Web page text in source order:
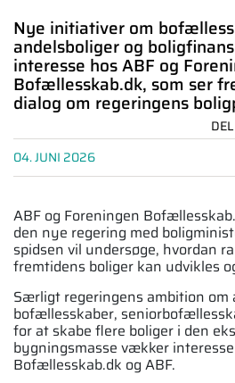
Nye initiativer om
andelsboliger og
interesse hos ABF og
Bofællesskab.dk, som ser
dialog om regeringens
04. JUNI 2026
ABF og Foreningen
den nye regering med
spidsen vil undersøge, hvordan
fremtidens boliger kan udvikles
Særligt regeringens ambition om
bofællesskaber,
for at skabe flere boliger i den
bygningsmasse vækker
Bofællesskab.dk og ABF.